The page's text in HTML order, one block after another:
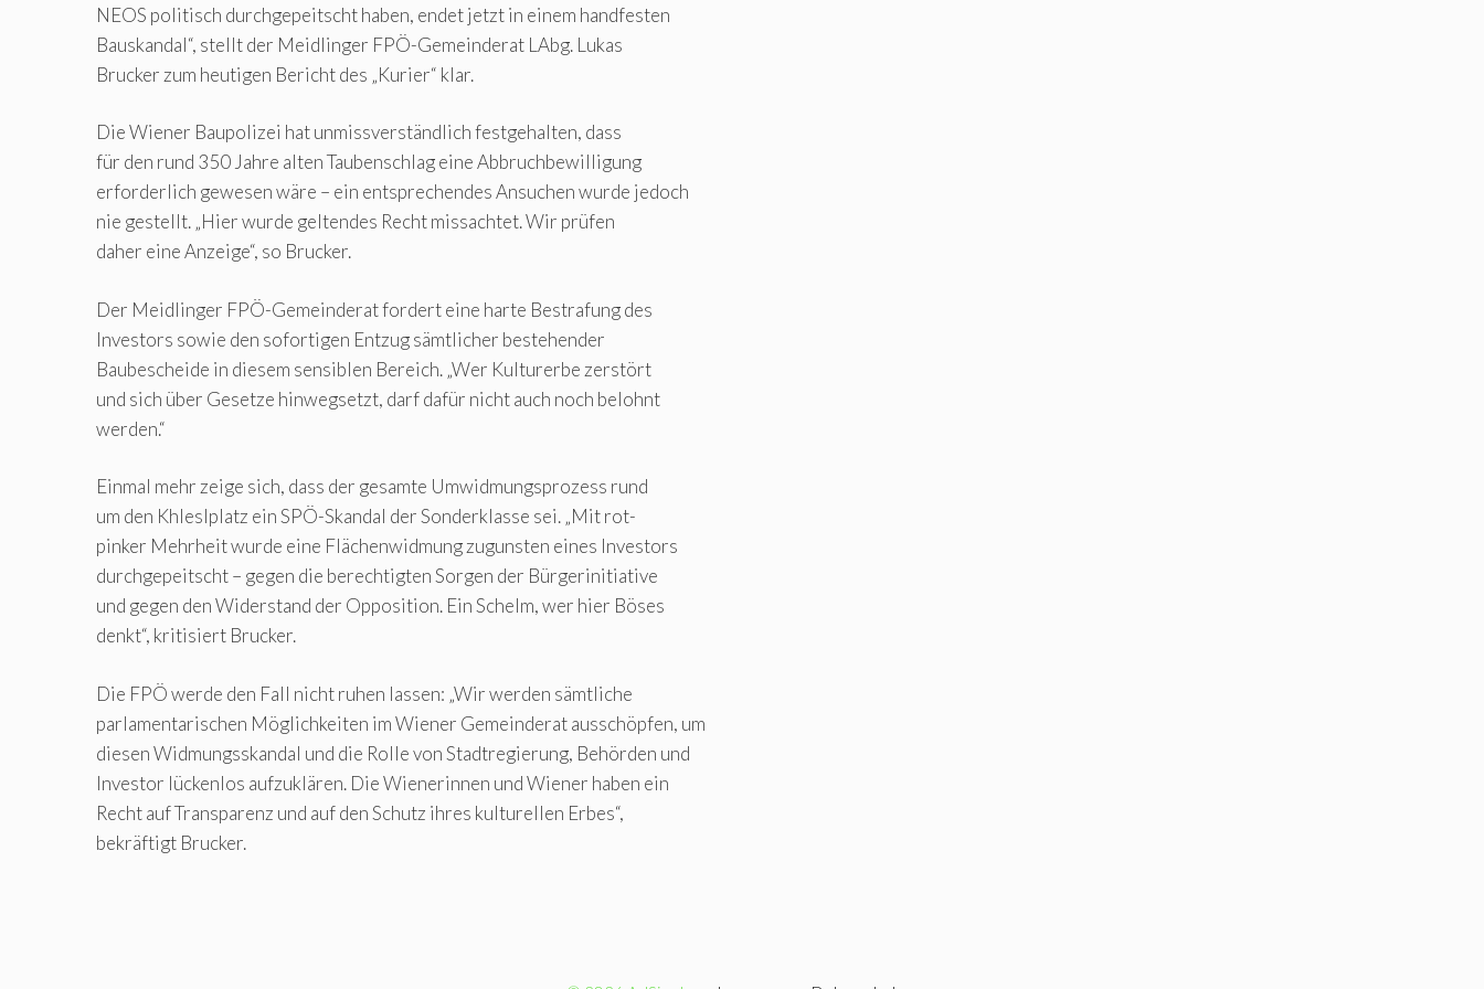
NEOS politisch durchgepeitscht haben, endet jetzt in einem handfesten
Bauskandal“, stellt der Meidlinger FPÖ-Gemeinderat LAbg. Lukas
Brucker zum heutigen Bericht des „Kurier“ klar.
Die Wiener Baupolizei hat unmissverständlich festgehalten, dass
für den rund 350 Jahre alten Taubenschlag eine Abbruchbewilligung
erforderlich gewesen wäre – ein entsprechendes Ansuchen wurde jedoch
nie gestellt. „Hier wurde geltendes Recht missachtet. Wir prüfen
daher eine Anzeige“, so Brucker.
Der Meidlinger FPÖ-Gemeinderat fordert eine harte Bestrafung des
Investors sowie den sofortigen Entzug sämtlicher bestehender
Baubescheide in diesem sensiblen Bereich. „Wer Kulturerbe zerstört
und sich über Gesetze hinwegsetzt, darf dafür nicht auch noch belohnt
werden.“
Einmal mehr zeige sich, dass der gesamte Umwidmungsprozess rund
um den Khleslplatz ein SPÖ-Skandal der Sonderklasse sei. „Mit rot-
pinker Mehrheit wurde eine Flächenwidmung zugunsten eines Investors
durchgepeitscht – gegen die berechtigten Sorgen der Bürgerinitiative
und gegen den Widerstand der Opposition. Ein Schelm, wer hier Böses
denkt“, kritisiert Brucker.
Die FPÖ werde den Fall nicht ruhen lassen: „Wir werden sämtliche
parlamentarischen Möglichkeiten im Wiener Gemeinderat ausschöpfen, um
diesen Widmungsskandal und die Rolle von Stadtregierung, Behörden und
Investor lückenlos aufzuklären. Die Wienerinnen und Wiener haben ein
Recht auf Transparenz und auf den Schutz ihres kulturellen Erbes“,
bekräftigt Brucker.